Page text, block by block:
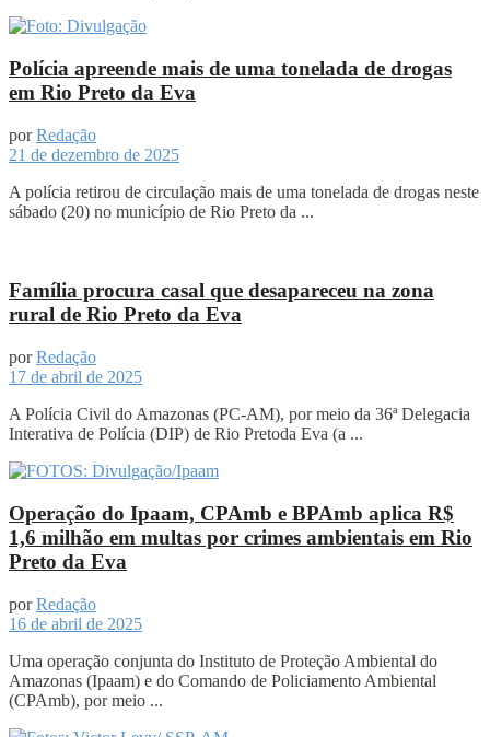
Polícia apreende mais de uma tonelada de drogas
em Rio Preto da Eva
por Redação
21 de dezembro de 2025
A polícia retirou de circulação mais de uma tonelada de drogas neste
sábado (20) no município de Rio Preto da ...
Família procura casal que desapareceu na zona
rural de Rio Preto da Eva
por Redação
17 de abril de 2025
A Polícia Civil do Amazonas (PC-AM), por meio da 36ª Delegacia
Interativa de Polícia (DIP) de Rio Pretoda Eva (a ...
Operação do Ipaam, CPAmb e BPAmb aplica R$
1,6 milhão em multas por crimes ambientais em Rio
Preto da Eva
por Redação
16 de abril de 2025
Uma operação conjunta do Instituto de Proteção Ambiental do
Amazonas (Ipaam) e do Comando de Policiamento Ambiental
(CPAmb), por meio ...